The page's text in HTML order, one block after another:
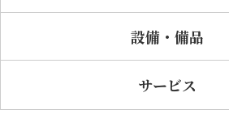
設備・備品
サービス